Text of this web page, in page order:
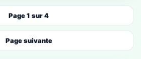
Page 1 sur 4
Page suivante